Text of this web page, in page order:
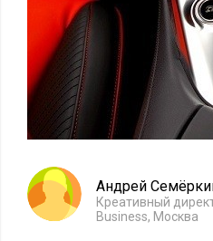
Андрей
Креативный
Business, Москва